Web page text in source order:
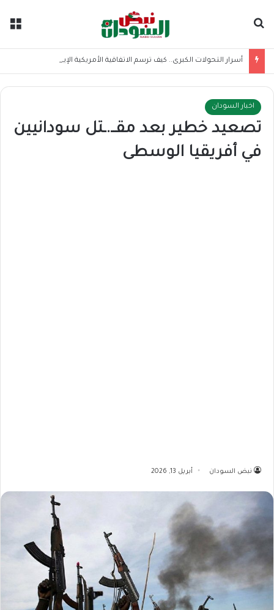
اخبار السودان
تصعيد خطير بعد مقــ.ـتل سودانيين
في أفريقيا الوسطى
نبض السودان أبريل 13, 2026